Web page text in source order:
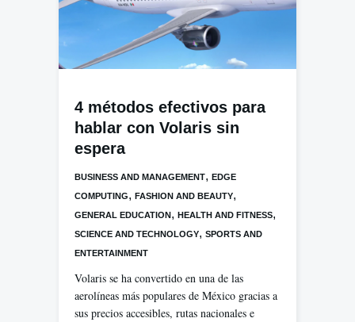
4 métodos efectivos para
hablar con Volaris sin
espera
BUSINESS AND MANAGEMENT, EDGE
COMPUTING, FASHION AND BEAUTY,
GENERAL EDUCATION , HEALTH AND FITNESS,
SCIENCE AND TECHNOLOGY, SPORTS AND
ENTERTAINMENT
Volaris se ha convertido en una de las
aerolíneas más populares de México gracias a
sus precios accesibles, rutas nacionales e